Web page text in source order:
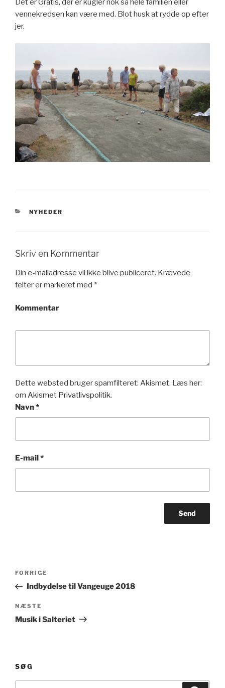
Det er Gratis, der er kugler nok så hele familien eller
vennekredsen kan være med. Blot husk at rydde op efter
jer.
KATEGORIER
NYHEDER
Skriv en Kommentar
Din e-mailadresse vil ikke blive publiceret. Krævede
felter er markeret med *
Kommentar
Dette websted bruger spamfilteret: Akismet. Læs her:
om Akismet Privatlivspolitik.
Navn*
E-mail*
Indlægsnavigation
Forrige
indlæg
FORRIGE
Indbydelse til Vangeuge 2018
Næste
indlæg
NÆSTE
Musik i Salteriet
SØG